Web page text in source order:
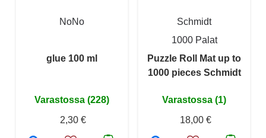
NoNo
glue 100 ml
Varastossa (228)
2,30 €
Schmidt
1000 Palat
Puzzle Roll Mat up to
1000 pieces Schmidt
Varastossa (1)
18,00 €